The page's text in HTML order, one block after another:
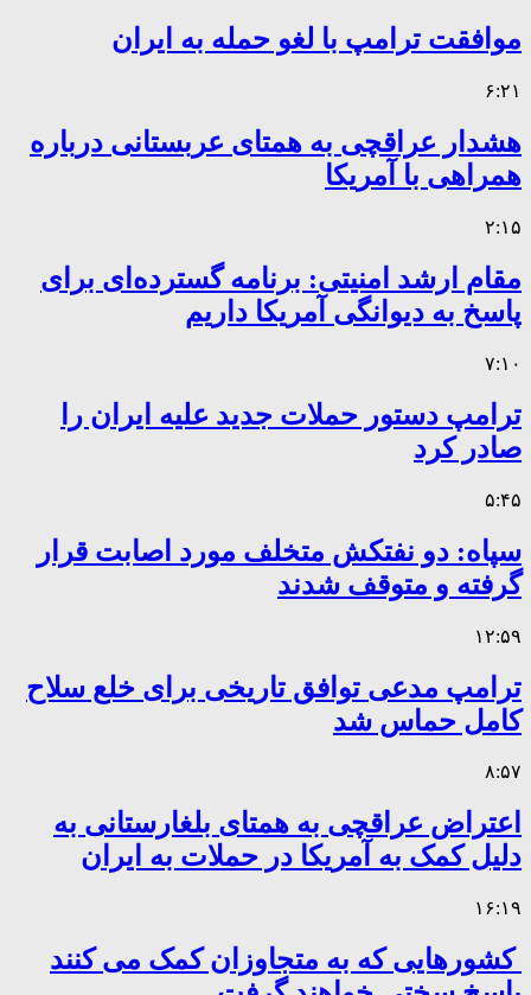
موافقت ترامپ با لغو حمله به ایران
۶:۲۱
هشدار عراقچی به همتای عربستانی درباره
همراهی با آمریکا
۲:۱۵
مقام ارشد امنیتی: برنامه گسترده‌ای برای
پاسخ به دیوانگی آمریکا داریم
۷:۱۰
ترامپ دستور حملات جدید علیه ایران را
صادر کرد
۵:۴۵
سپاه: دو نفتکش متخلف مورد اصابت قرار
گرفته و متوقف شدند
۱۲:۵۹
ترامپ مدعی توافق تاریخی برای خلع سلاح
کامل حماس شد
۸:۵۷
اعتراض عراقچی به همتای بلغارستانی به
دلیل کمک به آمریکا در حملات به ایران
۱۶:۱۹
کشورهایی که به متجاوزان کمک می کنند